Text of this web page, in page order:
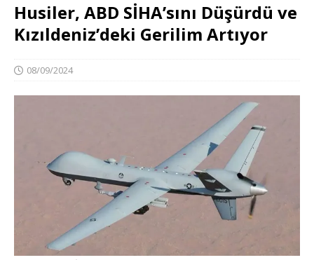
Husiler, ABD SİHA’sını Düşürdü ve
Kızıldeniz’deki Gerilim Artıyor
08/09/2024